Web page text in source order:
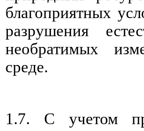
благоприятных
разрушения
необратимых
среде.
1.7. С учетом